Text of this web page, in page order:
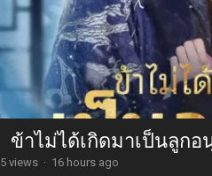
ข้าไม่ได้เกิดมาเป็นลูกอ
5 views · 16 hours ago